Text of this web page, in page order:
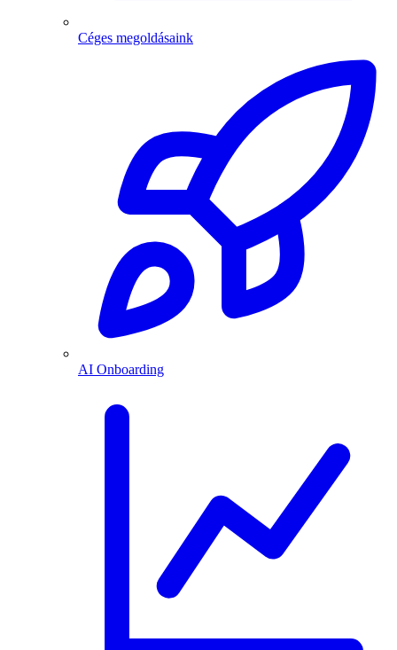
Céges megoldásaink
AI Onboarding